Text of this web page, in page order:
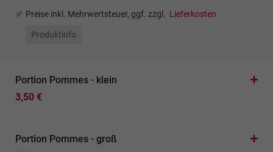
Preise inkl. Mehrwertsteuer, ggf. zzgl. Lieferkosten
Produktinfo
Portion Pommes - klein
3,50 €
Portion Pommes - groß